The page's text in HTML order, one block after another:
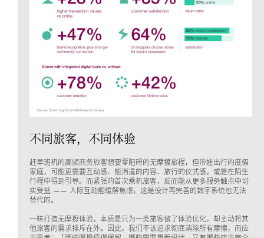
不同旅客，不同体验
赶早班机的高频商务旅客想要零阻碍的无摩擦旅程，但带娃出行的度假
家庭，可能更需要互动感、能消遣的内容、旅行的仪式感，或是在陌生
行程中得到引导。而紧张的首次乘机旅客，反而能从更多服务触点中切
实受益 —— 人际互动能缓解焦虑，这是设计再完善的数字系统也无法
替代的。
一味打造无摩擦体验，本质是只为一类旅客做了体验优化，却主动将其
他旅客的需求排斥在外。因此，我们不该追求彻底消除所有摩擦，而应